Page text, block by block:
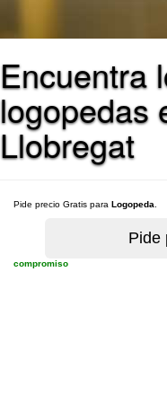
Encuentra
logopedas
Llobregat
Pide precio Gratis para Logopeda
compromiso